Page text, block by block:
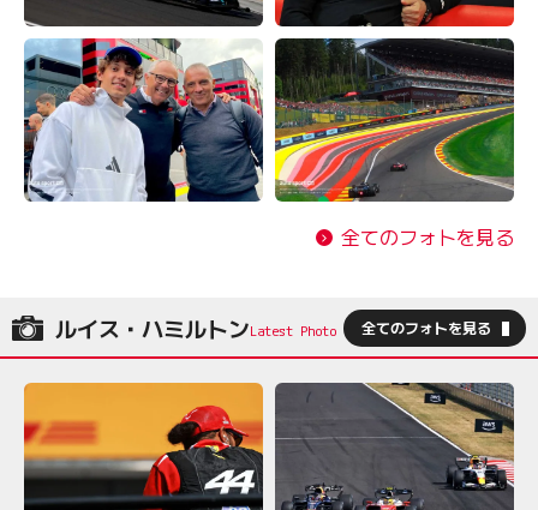
全てのフォトを見る
ルイス・ハミルトン 全てのフォトを見る